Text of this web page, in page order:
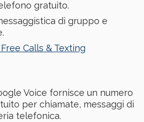
gratuito.
di gruppo e
Calls & Texting
Voice fornisce un numero
per chiamate, messaggi di
telefonica.